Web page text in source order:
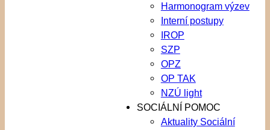
Harmonogram výzev
Interní postupy
IROP
SZP
OPZ
OP TAK
NZÚ light
SOCIÁLNÍ POMOC
Aktuality Sociální